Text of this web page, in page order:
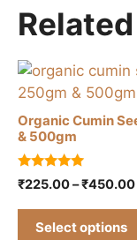
Organic Cumin
& 500gm
5.00
out of 5
₹225.00–₹450.00
Select options
This
product
has
multiple